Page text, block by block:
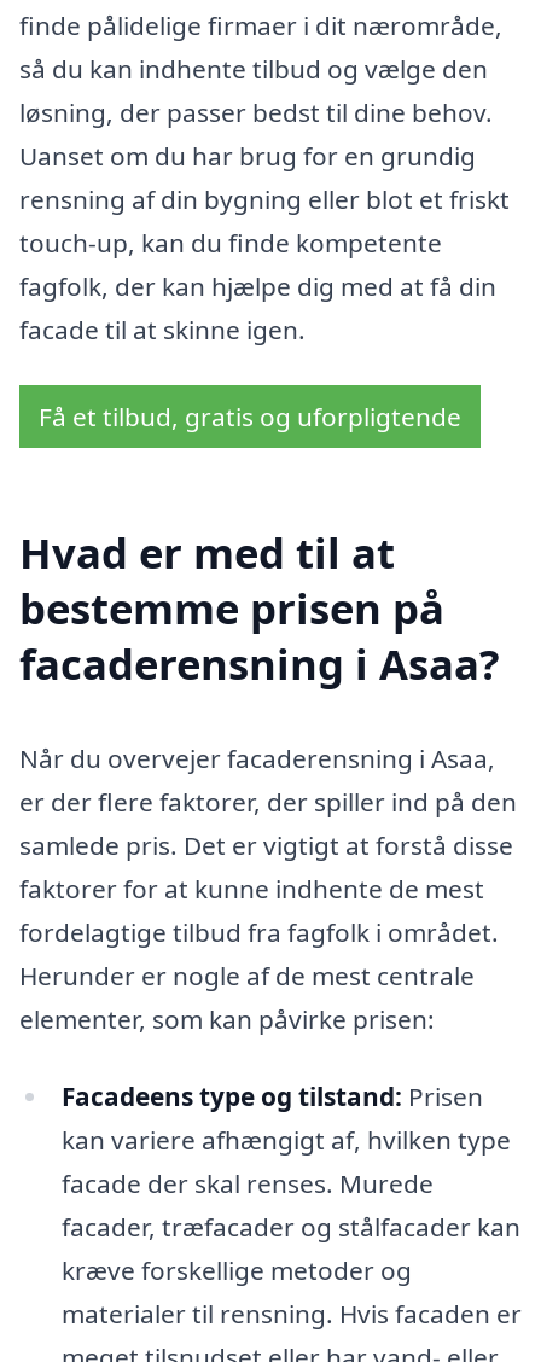
finde pålidelige firmaer i dit nærområde,
så du kan indhente tilbud og vælge den
løsning, der passer bedst til dine behov.
Uanset om du har brug for en grundig
rensning af din bygning eller blot et friskt
touch-up, kan du finde kompetente
fagfolk, der kan hjælpe dig med at få din
facade til at skinne igen.
Få et tilbud, gratis og uforpligtende
Hvad er med til at
bestemme prisen på
facaderensning i Asaa?
Når du overvejer facaderensning i Asaa,
er der flere faktorer, der spiller ind på den
samlede pris. Det er vigtigt at forstå disse
faktorer for at kunne indhente de mest
fordelagtige tilbud fra fagfolk i området.
Herunder er nogle af de mest centrale
elementer, som kan påvirke prisen:
Facadeens type og tilstand: Prisen
kan variere afhængigt af, hvilken type
facade der skal renses. Murede
facader, træfacader og stålfacader kan
kræve forskellige metoder og
materialer til rensning. Hvis facaden er